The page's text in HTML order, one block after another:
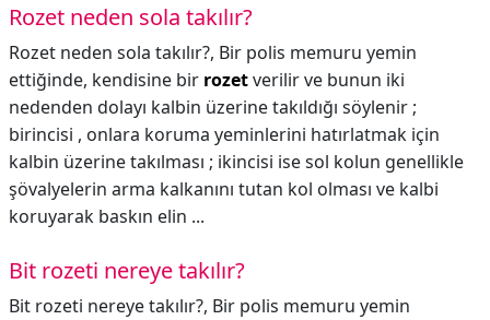
Rozet neden sola takılır?
Rozet neden sola takılır?, Bir polis memuru yemin
ettiğinde, kendisine bir rozetverilir ve bunun iki
nedenden dolayı kalbin üzerine takıldığı söylenir ;
birincisi , onlara koruma yeminlerini hatırlatmak için
kalbin üzerine takılması ; ikincisi ise sol kolun genellikle
şövalyelerin arma kalkanını tutan kol olması ve kalbi
koruyarak baskın elin ...
Bit rozeti nereye takılır?
Bit rozeti nereye takılır?, Bir polis memuru yemin